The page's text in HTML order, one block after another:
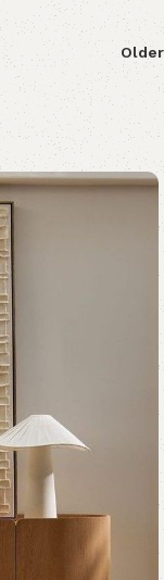
Older